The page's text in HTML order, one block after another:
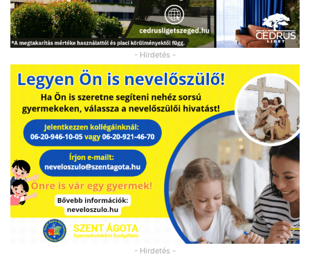
- Hirdetés -
- Hirdetés -